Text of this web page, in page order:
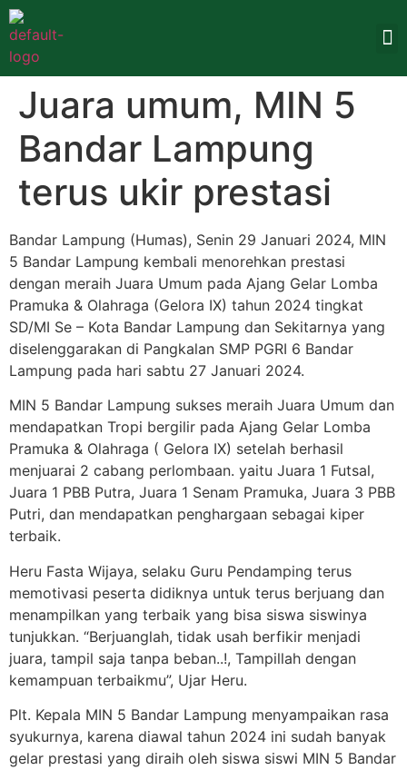
Juara umum, MIN 5
Bandar Lampung
terus ukir prestasi
Bandar Lampung (Humas), Senin 29 Januari 2024, MIN
5 Bandar Lampung kembali menorehkan prestasi
dengan meraih Juara Umum pada Ajang Gelar Lomba
Pramuka & Olahraga (Gelora IX) tahun 2024 tingkat
SD/MI Se – Kota Bandar Lampung dan Sekitarnya yang
diselenggarakan di Pangkalan SMP PGRI 6 Bandar
Lampung pada hari sabtu 27 Januari 2024.
MIN 5 Bandar Lampung sukses meraih Juara Umum dan
mendapatkan Tropi bergilir pada Ajang Gelar Lomba
Pramuka & Olahraga ( Gelora IX) setelah berhasil
menjuarai 2 cabang perlombaan. yaitu Juara 1 Futsal,
Juara 1 PBB Putra, Juara 1 Senam Pramuka, Juara 3 PBB
Putri, dan mendapatkan penghargaan sebagai kiper
terbaik.
Heru Fasta Wijaya, selaku Guru Pendamping terus
memotivasi peserta didiknya untuk terus berjuang dan
menampilkan yang terbaik yang bisa siswa siswinya
tunjukkan. “Berjuanglah, tidak usah berfikir menjadi
juara, tampil saja tanpa beban..!, Tampillah dengan
kemampuan terbaikmu”, Ujar Heru.
Plt. Kepala MIN 5 Bandar Lampung menyampaikan rasa
syukurnya, karena diawal tahun 2024 ini sudah banyak
gelar prestasi yang diraih oleh siswa siswi MIN 5 Bandar